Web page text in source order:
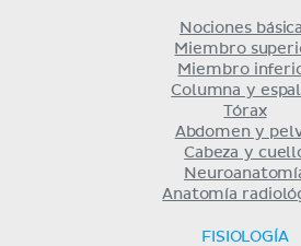
Nociones
Miembro
Miembro
Columna y
Tórax
Abdomen y
Cabeza y
Anatomía
FISIOLOGÍA